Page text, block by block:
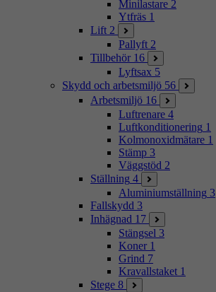
Minilastare 2
Ytfräs 1
Lift 2
Pallyft 2
Tillbehör 16
Lyftsax 5
Skydd och arbetsmiljö 56
Arbetsmiljö 16
Luftrenare 4
Luftkonditionering 1
Kolmonoxidmätare 1
Stämp 3
Väggstöd 2
Ställning 4
Aluminiumställning 3
Fallskydd 3
Inhägnad 17
Stängsel 3
Koner 1
Grind 7
Kravallstaket 1
Stege 8